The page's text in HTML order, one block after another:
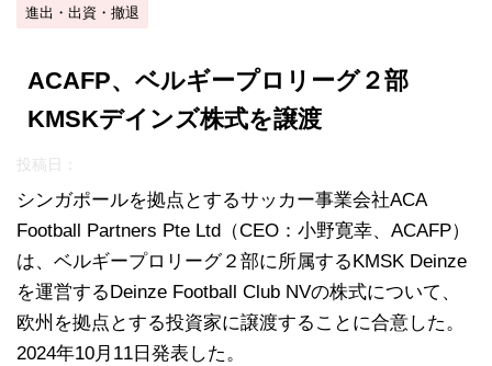
進出・出資・撤退
ACAFP、ベルギープロリーグ２部
KMSKデインズ株式を譲渡
投稿日：
シンガポールを拠点とするサッカー事業会社ACA
Football Partners Pte Ltd（CEO：小野寛幸、ACAFP）
は、ベルギープロリーグ２部に所属するKMSK Deinze
を運営するDeinze Football Club NVの株式について、
欧州を拠点とする投資家に譲渡することに合意した。
2024年10月11日発表した。